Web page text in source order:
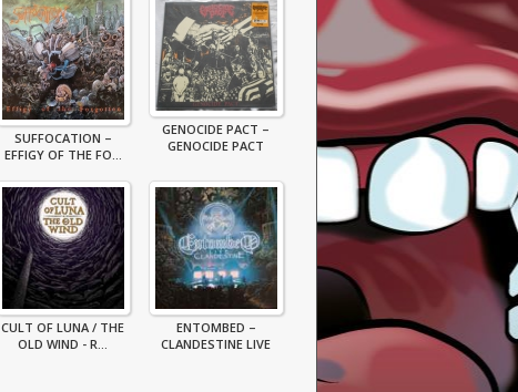
SUFFOCATION –
EFFIGY OF THE FO...
GENOCIDE PACT –
GENOCIDE PACT
CULT OF LUNA / THE
OLD WIND - R...
ENTOMBED –
CLANDESTINE LIVE